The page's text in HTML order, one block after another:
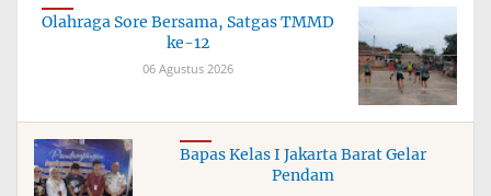
Olahraga Sore Bersama, Satgas TMMD
ke-12
06 Agustus 2026
Bapas Kelas I Jakarta Barat Gelar
Pendam